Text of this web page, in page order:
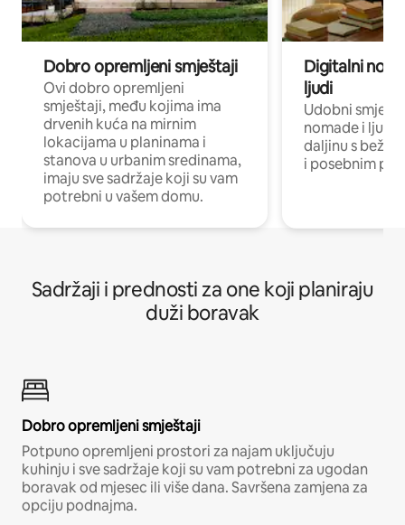
Dobro opremljeni smještaji
Ovi dobro opremljeni
smještaji, među kojima ima
drvenih kuća na mirnim
lokacijama u planinama i
stanova u urbanim sredinama,
imaju sve sadržaje koji su vam
potrebni u vašem domu.
Digitalni
ljudi
Udobni
nomade i ljude
daljinu s
i posebnim
Sadržaji i prednosti za one koji planiraju
duži boravak
Dobro opremljeni smještaji
Potpuno opremljeni prostori za najam uključuju
kuhinju i sve sadržaje koji su vam potrebni za ugodan
boravak od mjesec ili više dana. Savršena zamjena za
opciju podnajma.